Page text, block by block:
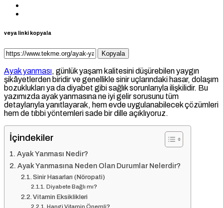
veya linki kopyala
Kopyala
Ayak yanması, günlük yaşam kalitesini düşürebilen yaygın
şikâyetlerden biridir ve genellikle sinir uçlarındaki hasar, dolaşım
bozuklukları ya da diyabet gibi sağlık sorunlarıyla ilişkilidir. Bu
yazımızda ayak yanmasına ne iyi gelir sorusunu tüm
detaylarıyla yanıtlayarak, hem evde uygulanabilecek çözümleri
hem de tıbbi yöntemleri sade bir dille açıklıyoruz.
İçindekiler
Ayak Yanması Nedir?
Ayak Yanmasına Neden Olan Durumlar Nelerdir?
Sinir Hasarları (Nöropati)
Diyabete Bağlı mı?
Vitamin Eksiklikleri
Hangi Vitamin Önemli?